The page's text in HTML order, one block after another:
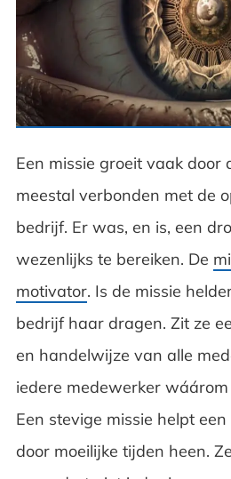
Een missie groeit vaak door
meestal verbonden met de
bedrijf. Er was, en is, een
wezenlijks te bereiken. De
motivator. Is de missie
bedrijf haar dragen. Zit ze
en handelwijze van alle
iedere medewerker
Een stevige missie helpt
door moeilijke tijden heen.